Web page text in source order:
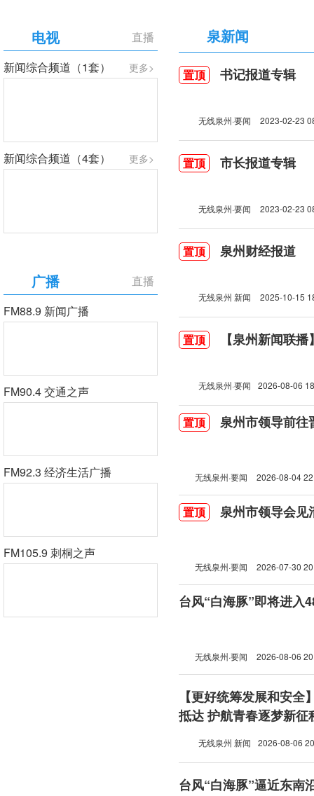
直播
电视
更多>
新闻综合频道（1套）
更多>
新闻综合频道（4套）
直播
广播
FM88.9 新闻广播
FM90.4 交通之声
FM92.3 经济生活广播
FM105.9 刺桐之声
泉新闻
置顶 书记报道专辑
无线泉州·要闻 2023-02-23
置顶 市长报道专辑
无线泉州·要闻 2023-02-23
置顶 泉州财经报道
无线泉州 新闻 2025-10-15
置顶 【泉州新闻联
无线泉州·要闻 2026-08-06
置顶 泉州市领导前往
无线泉州·要闻 2026-08-04
置顶 泉州市领导会见
无线泉州·要闻 2026-07-30
台风“白海豚”即将进入
无线泉州·要闻 2026-08-06
【更好统筹发展和安全
抵达 护航青春逐梦新征
无线泉州 新闻 2026-08-06
台风“白海豚”逼近东南